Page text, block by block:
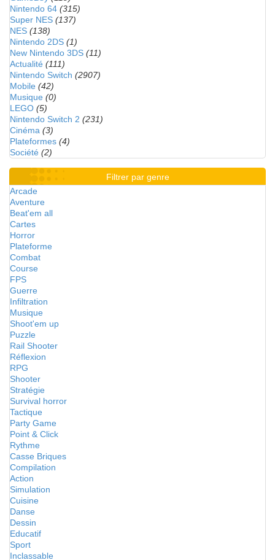
Nintendo 64 (315)
Super NES (137)
NES (138)
Nintendo 2DS (1)
New Nintendo 3DS (11)
Actualité (111)
Nintendo Switch (2907)
Mobile (42)
Musique (0)
LEGO (5)
Nintendo Switch 2 (231)
Cinéma (3)
Plateformes (4)
Société (2)
Filtrer par genre
Arcade
Aventure
Beat'em all
Cartes
Horror
Plateforme
Combat
Course
FPS
Guerre
Infiltration
Musique
Shoot'em up
Puzzle
Rail Shooter
Réflexion
RPG
Shooter
Stratégie
Survival horror
Tactique
Party Game
Point & Click
Rythme
Casse Briques
Compilation
Action
Simulation
Cuisine
Danse
Dessin
Educatif
Sport
Inclassable